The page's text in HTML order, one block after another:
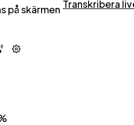
på skärmen Transkribera